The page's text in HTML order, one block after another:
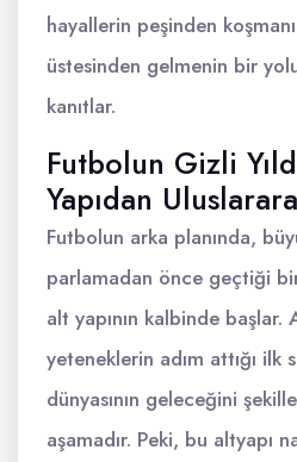
hayallerin peşinden
üstesinden gelmenin bir
kanıtlar.
Futbolun Gizli
Yapıdan
Futbolun arka planında,
parlamadan önce geçtiği
alt yapının kalbinde başlar.
yeteneklerin adım attığı ilk
dünyasının geleceğini
aşamadır. Peki, bu altyapı